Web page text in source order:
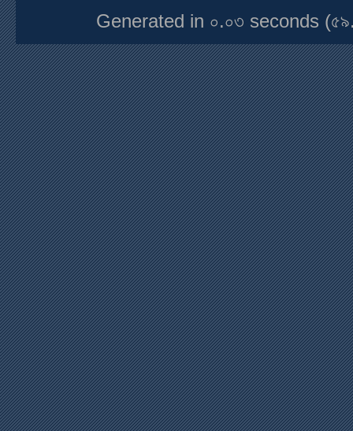
Generated in ০.০৩ seconds